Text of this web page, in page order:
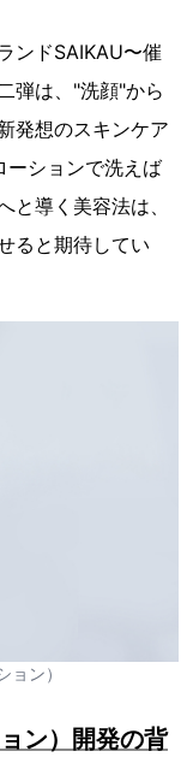
ンドSAIKAU〜催
弾は、"洗顔"から
発想のスキンケア
ーションで洗えば
導く美容法は、
ると期待してい
ン）
ン）開発の背